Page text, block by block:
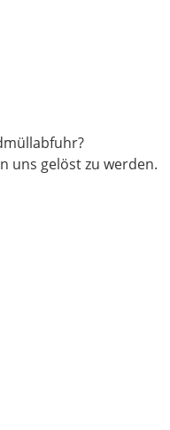
uns gelöst zu werden.